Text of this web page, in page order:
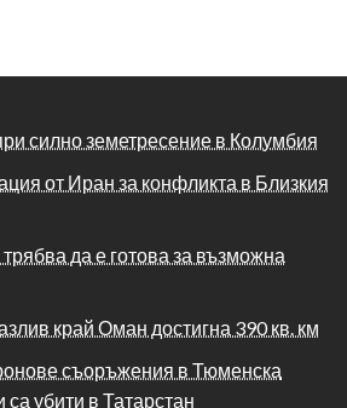
силно земетресение в Колумбия
от Иран за конфликта в Близкия
да е готова за възможна
край Оман достигна 390 кв. км
съоръжения в Тюменска
са убити в Татарстан